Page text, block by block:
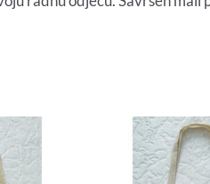
Original
price
was:
15,00